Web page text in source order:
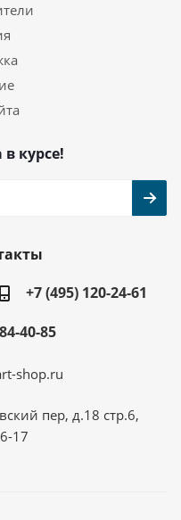
в курсе!
+7 (495) 120-24-61
40-85
shop.ru
пер, д.18 стр.6,
17